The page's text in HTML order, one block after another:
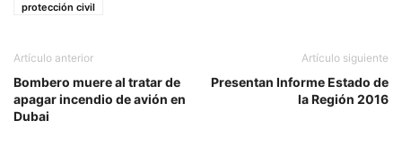
protección civil
Artículo anterior
Bombero muere al tratar de
apagar incendio de avión en
Dubai
Artículo siguiente
Presentan Informe Estado de
la Región 2016